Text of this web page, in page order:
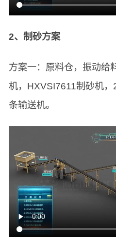
2、制砂方案
方案一：原料仓，振动给
机，HXVSI7611制砂机
条输送机。